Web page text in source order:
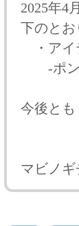
2025年4
下のとお
・アイ
-ポン
今後と
マビノギ